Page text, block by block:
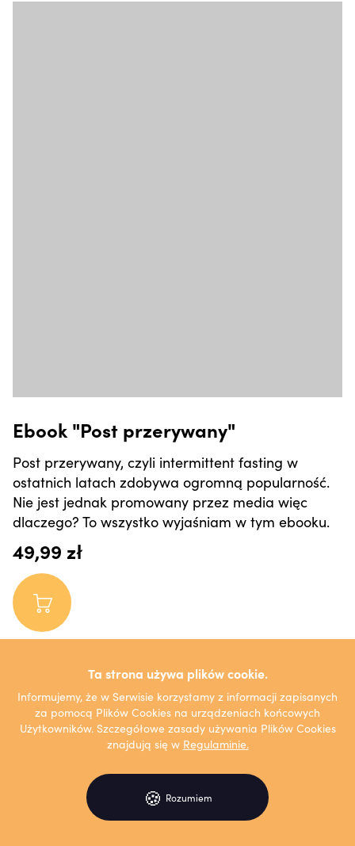
Ebook "Post przerywany"
Post przerywany, czyli intermittent fasting w
ostatnich latach zdobywa ogromną popularność.
Nie jest jednak promowany przez media więc
dlaczego? To wszystko wyjaśniam w tym ebooku.
49,99 zł
Ta strona używa plików cookie.
Informujemy, że w Serwisie korzystamy z informacji zapisanych
za pomocą Plików Cookies na urządzeniach końcowych
Użytkowników. Szczegółowe zasady używania Plików Cookies
znajdują się w Regulaminie.
🍪 Rozumiem